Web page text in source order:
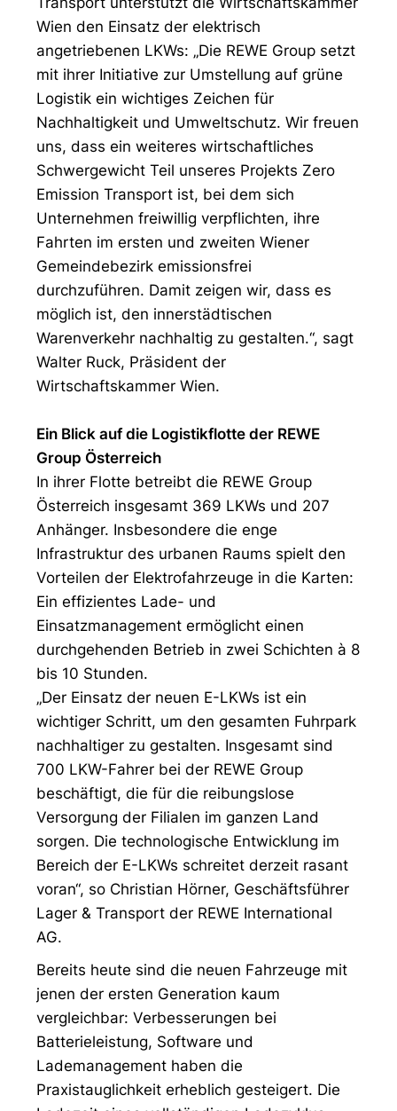
Wien den Einsatz der elektrisch
angetriebenen LKWs: „Die REWE Group setzt
mit ihrer Initiative zur Umstellung auf grüne
Logistik ein wichtiges Zeichen für
Nachhaltigkeit und Umweltschutz. Wir freuen
uns, dass ein weiteres wirtschaftliches
Schwergewicht Teil unseres Projekts Zero
Emission Transport ist, bei dem sich
Unternehmen freiwillig verpflichten, ihre
Fahrten im ersten und zweiten Wiener
Gemeindebezirk emissionsfrei
durchzuführen. Damit zeigen wir, dass es
möglich ist, den innerstädtischen
Warenverkehr nachhaltig zu gestalten.“, sagt
Walter Ruck, Präsident der
Wirtschaftskammer Wien.
Ein Blick auf die Logistikflotte der REWE
Group Österreich
In ihrer Flotte betreibt die REWE Group
Österreich insgesamt 369 LKWs und 207
Anhänger. Insbesondere die enge
Infrastruktur des urbanen Raums spielt den
Vorteilen der Elektrofahrzeuge in die Karten:
Ein effizientes Lade- und
Einsatzmanagement ermöglicht einen
durchgehenden Betrieb in zwei Schichten à 8
bis 10 Stunden.
„Der Einsatz der neuen E-LKWs ist ein
wichtiger Schritt, um den gesamten Fuhrpark
nachhaltiger zu gestalten. Insgesamt sind
700 LKW-Fahrer bei der REWE Group
beschäftigt, die für die reibungslose
Versorgung der Filialen im ganzen Land
sorgen. Die technologische Entwicklung im
Bereich der E-LKWs schreitet derzeit rasant
voran“, so Christian Hörner, Geschäftsführer
Lager & Transport der REWE International
AG.
Bereits heute sind die neuen Fahrzeuge mit
jenen der ersten Generation kaum
vergleichbar: Verbesserungen bei
Batterieleistung, Software und
Lademanagement haben die
Praxistauglichkeit erheblich gesteigert. Die